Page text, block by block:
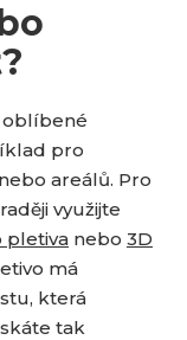
oblíbené
pro
areálů. Pro
využijte
pletiva nebo 3D
má
která
tak